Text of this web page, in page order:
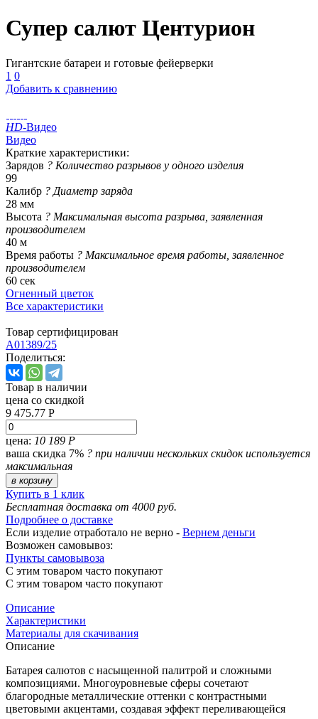
Супер салют Центурион
Гигантские батареи и готовые фейерверки
1 0
Добавить к сравнению
HD-Видео
Видео
Краткие характеристики:
Зарядов ? Количество разрывов у одного изделия
99
Калибр ? Диаметр заряда
28 мм
Высота ? Максимальная высота разрыва, заявленная
производителем
40 м
Время работы ? Максимальное время работы, заявленное
производителем
60 сек
Огненный цветок
Все характеристики
Товар сертифицирован
A01389/25
Поделиться:
Товар в наличии
цена со скидкой
9 475.77 Р
цена: 10 189 Р
ваша скидка 7% ? при наличии нескольких скидок используется
максимальная
в корзину
Купить в 1 клик
Бесплатная доставка от 4000 руб.
Подробнее о доставке
Если изделие отработало не верно - Вернем деньги
Возможен самовывоз:
Пункты самовывоза
С этим товаром часто покупают
С этим товаром часто покупают
Описание
Характеристики
Материалы для скачивания
Описание
Батарея салютов с насыщенной палитрой и сложными
композициями. Многоуровневые сферы сочетают
благородные металлические оттенки с контрастными
цветовыми акцентами, создавая эффект переливающейся